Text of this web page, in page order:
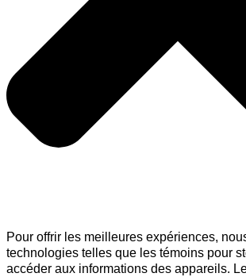
Pour offrir les meilleures expériences,
technologies telles que les témoins pour
accéder aux informations des appareils.